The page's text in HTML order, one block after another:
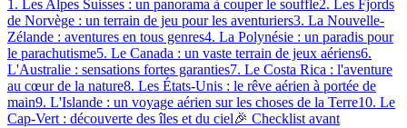
1. Les Alpes Suisses : un panorama à couper le souffle2. Les Fjords
de Norvège : un terrain de jeu pour les aventuriers3. La Nouvelle-
Zélande : aventures en tous genres4. La Polynésie : un paradis pour
le parachutisme5. Le Canada : un vaste terrain de jeux aériens6.
L'Australie : sensations fortes garanties7. Le Costa Rica : l'aventure
au cœur de la nature8. Les États-Unis : le rêve aérien à portée de
main9. L'Islande : un voyage aérien sur les choses de la Terre10. Le
Cap-Vert : découverte des îles et du ciel🎉 Checklist avant